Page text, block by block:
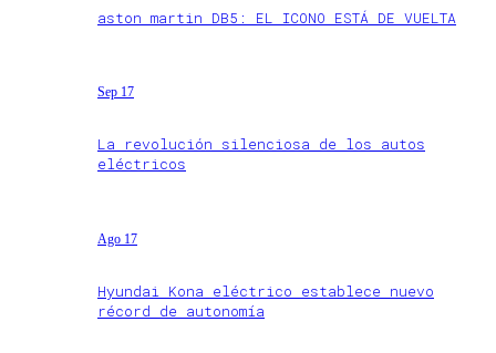
aston martin DB5: EL ICONO ESTÁ DE VUELTA
Sep 17
La revolución silenciosa de los autos
eléctricos
Ago 17
Hyundai Kona eléctrico establece nuevo
récord de autonomía